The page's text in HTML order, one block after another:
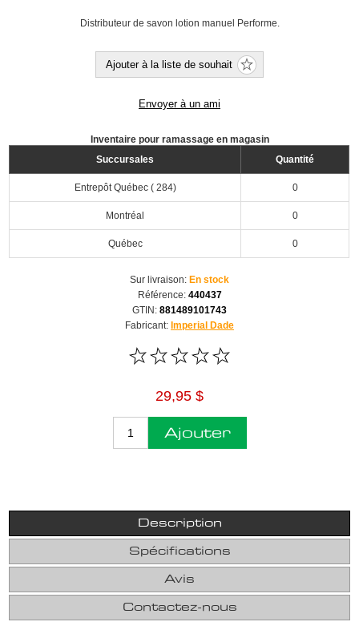
Distributeur de savon lotion manuel Performe.
Ajouter à la liste de souhait
Envoyer à un ami
Inventaire pour ramassage en magasin
Succursales
Quantité
Entrepôt Québec ( 284) 0
Montréal 0
Québec 0
Sur livraison: En stock
Référence: 440437
GTIN: 881489101743
Fabricant: Imperial Dade
29,95 $
Ajouter
Description
Spécifications
Avis
Contactez-nous